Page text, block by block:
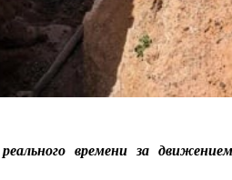
времени за